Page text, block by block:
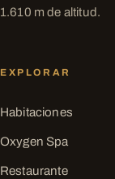
1.610 m de altitud.
EXPLORAR
Habitaciones
Oxygen Spa
Restaurante